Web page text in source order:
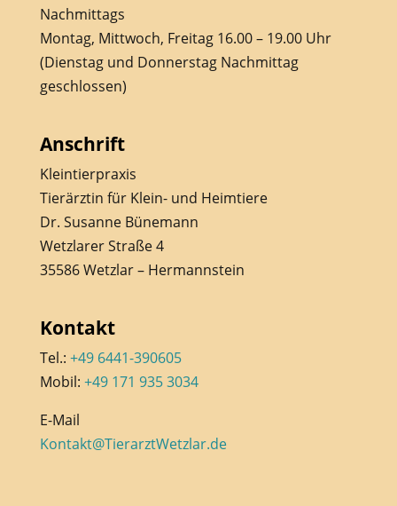
Nachmittags
Montag, Mittwoch, Freitag 16.00 – 19.00 Uhr
(Dienstag und Donnerstag Nachmittag
geschlossen)
Anschrift
Kleintierpraxis
Tierärztin für Klein- und Heimtiere
Dr. Susanne Bünemann
Wetzlarer Straße 4
35586 Wetzlar – Hermannstein
Kontakt
Tel.: +49 6441-390605
Mobil: +49 171 935 3034
E-Mail
Kontakt@TierarztWetzlar.de